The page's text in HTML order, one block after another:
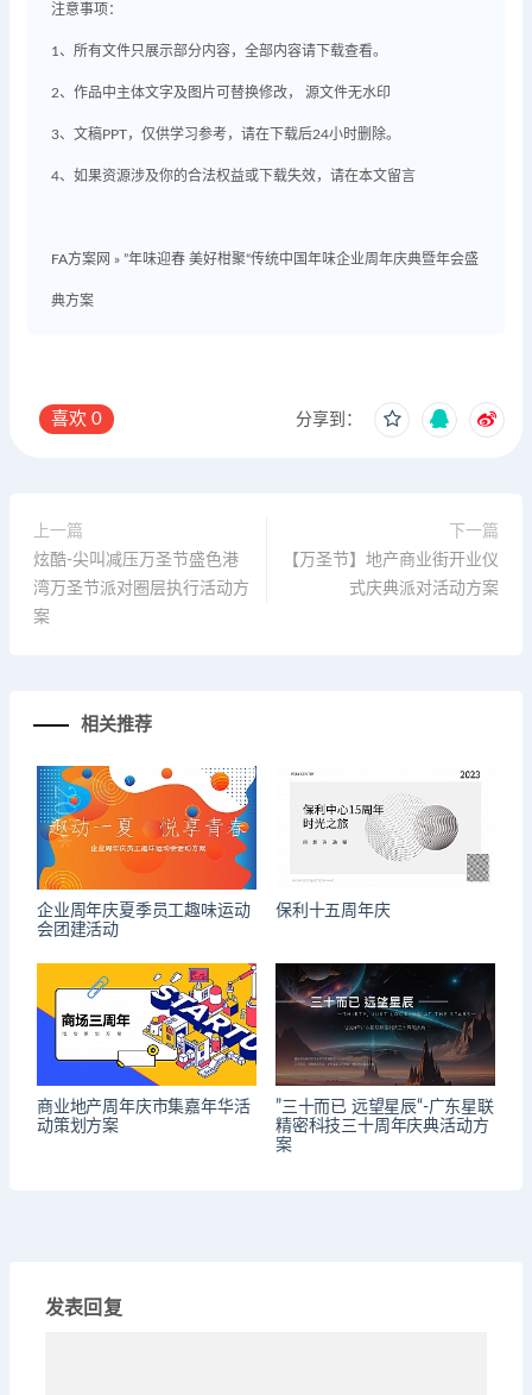
注意事项：
1、所有文件只展示部分内容，全部内容请下载查看。
2、作品中主体文字及图片可替换修改， 源文件无水印
3、文稿PPT，仅供学习参考，请在下载后24小时删除。
4、如果资源涉及你的合法权益或下载失效，请在本文留言
FA方案网 » ”年味迎春 美好柑聚“传统中国年味企业周年庆典暨年会盛
典方案
喜欢 0 分享到：
上一篇
炫酷-尖叫减压万圣节盛色港
湾万圣节派对圈层执行活动方
案
下一篇
【万圣节】地产商业街开业仪
式庆典派对活动方案
相关推荐
企业周年庆夏季员工趣味运动
会团建活动
保利十五周年庆
商业地产周年庆市集嘉年华活
动策划方案
”三十而已 远望星辰“-广东星联
精密科技三十周年庆典活动方
案
发表回复